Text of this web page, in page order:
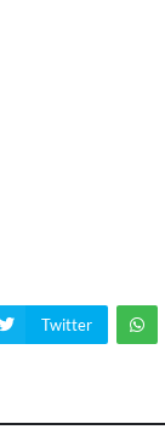
Twitter